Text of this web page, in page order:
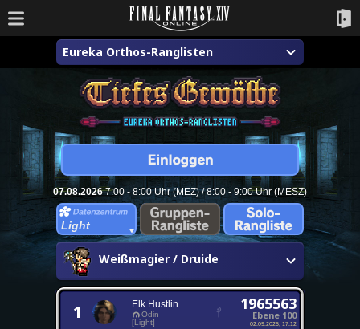
Eureka Orthos-Ranglisten
07.08.20267:00 - 8:00 Uhr (MEZ) / 8:00 - 9:00 Uhr (MESZ)
Light
Weißmagier / Druide
1 Elk Hustlin
Odin
[Light]
1965563
Ebene 100
02.09.2025, 17:12